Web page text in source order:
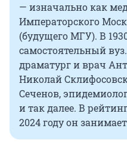
— изначально как
Императорского
(будущего МГУ). В
самостоятельный
драматург и врач
Николай
Сеченов,
и так далее. В
2024 году он